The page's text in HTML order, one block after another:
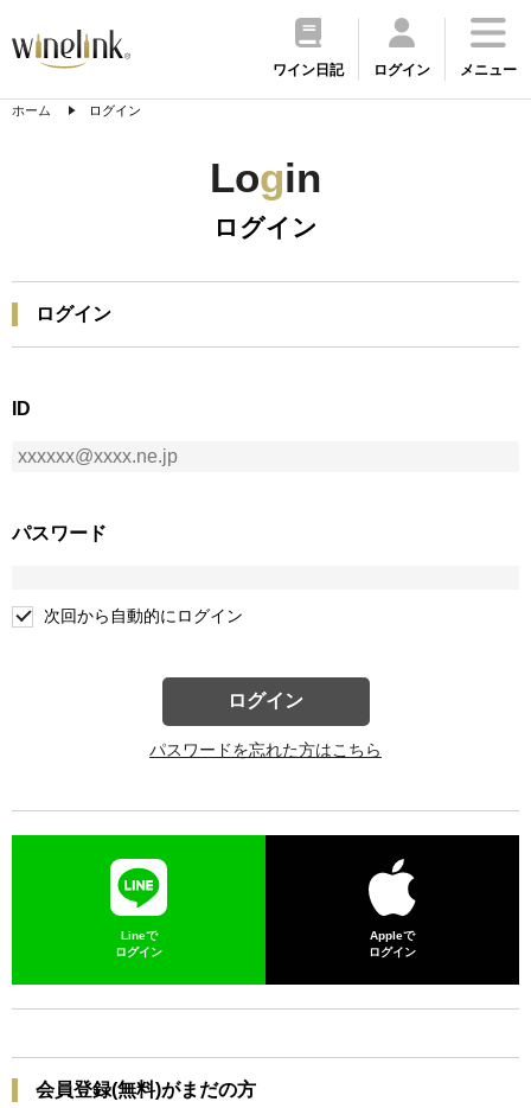
ワイン日記 ログイン メニュー
ホーム ログイン
Login
ログイン
ログイン
ID
パスワード
次回から自動的にログイン
ログイン
パスワードを忘れた方はこちら
Lineで
ログイン
Appleで
ログイン
会員登録(無料)がまだの方